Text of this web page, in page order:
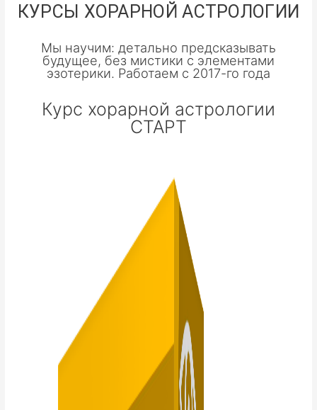
КУРСЫ ХОРАРНОЙ АСТРОЛОГИИ
Мы научим: детально предсказывать
будущее, без мистики с элементами
эзотерики. Работаем с 2017-го года
Курс хорарной астрологии
СТАРТ